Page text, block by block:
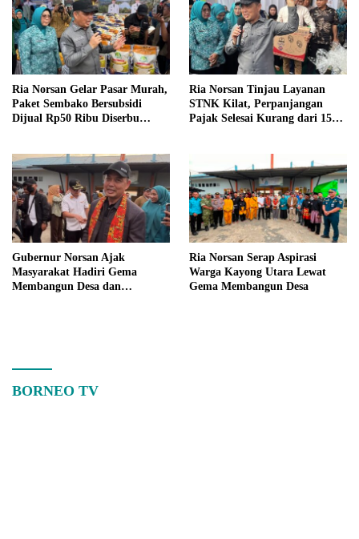
Ria Norsan Gelar Pasar Murah,
Paket Sembako Bersubsidi
Dijual Rp50 Ribu Diserbu
Ria Norsan Tinjau Layanan
STNK Kilat, Perpanjangan
Pajak Selesai Kurang dari 15
Gubernur Norsan Ajak
Masyarakat Hadiri Gema
Membangun Desa dan
Ria Norsan Serap Aspirasi
Warga Kayong Utara Lewat
Gema Membangun Desa
BORNEO TV